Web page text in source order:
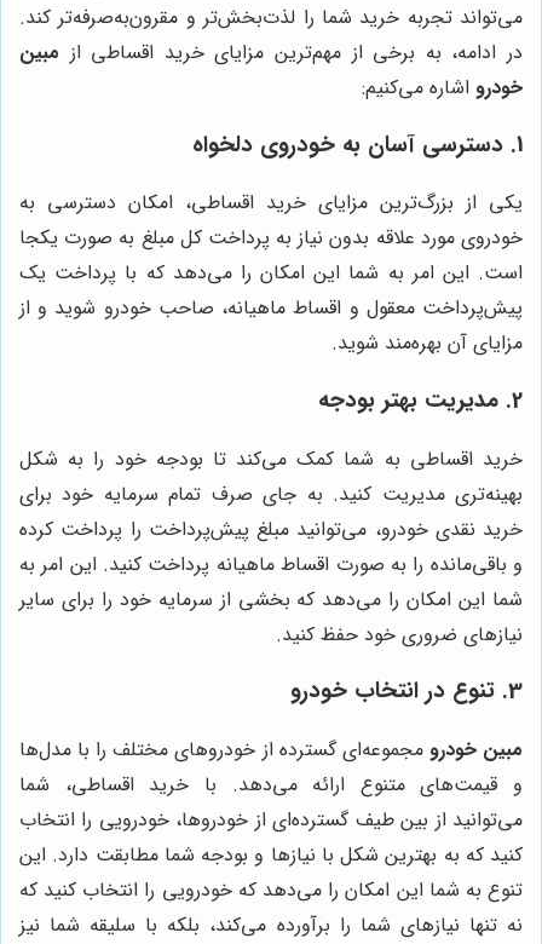
می‌تواند تجربه خرید شما را لذت‌بخش‌تر و مقرون‌به‌صرفه‌تر کند.
در ادامه، به برخی از مهم‌ترین مزایای خرید اقساطی از مبین
خودرو اشاره می‌کنیم:
1. دسترسی آسان به خودروی دلخواه
یکی از بزرگ‌ترین مزایای خرید اقساطی، امکان دسترسی به
خودروی مورد علاقه بدون نیاز به پرداخت کل مبلغ به صورت یکجا
است. این امر به شما این امکان را می‌دهد که با پرداخت یک
پیش‌پرداخت معقول و اقساط ماهیانه، صاحب خودرو شوید و از
مزایای آن بهره‌مند شوید.
2. مدیریت بهتر بودجه
خرید اقساطی به شما کمک می‌کند تا بودجه خود را به شکل
بهینه‌تری مدیریت کنید. به جای صرف تمام سرمایه خود برای
خرید نقدی خودرو، می‌توانید مبلغ پیش‌پرداخت را پرداخت کرده
و باقی‌مانده را به صورت اقساط ماهیانه پرداخت کنید. این امر به
شما این امکان را می‌دهد که بخشی از سرمایه خود را برای سایر
نیازهای ضروری خود حفظ کنید.
3. تنوع در انتخاب خودرو
مبین خودرو مجموعه‌ای گسترده از خودروهای مختلف را با مدل‌ها
و قیمت‌های متنوع ارائه می‌دهد. با خرید اقساطی، شما
می‌توانید از بین طیف گسترده‌ای از خودروها، خودرویی را انتخاب
کنید که به بهترین شکل با نیازها و بودجه شما مطابقت دارد. این
تنوع به شما این امکان را می‌دهد که خودرویی را انتخاب کنید که
نه تنها نیازهای شما را برآورده می‌کند، بلکه با سلیقه شما نیز